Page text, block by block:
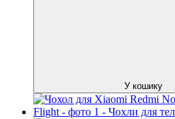
У кошику